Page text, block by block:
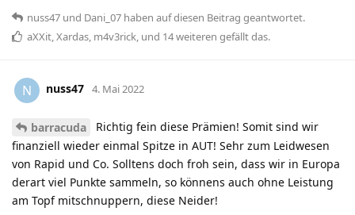
nuss47 und Dani_07 haben auf diesen Beitrag geantwortet.
aXXit Xardas m4v3rick , und 14weiteren gefällt das.
N nuss47 4. Mai 2022
barracuda
Richtig fein diese Prämien! Somit sind wir
finanziell wieder einmal Spitze in AUT! Sehr zum Leidwesen
von Rapid und Co. Solltens doch froh sein, dass wir in Europa
derart viel Punkte sammeln, so könnens auch ohne Leistung
am Topf mitschnuppern, diese Neider!